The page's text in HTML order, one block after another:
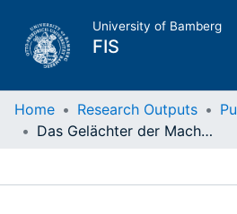
University of Bamberg
FIS
Home
Home Research Outputs
Das Gelächter der Macht in der Republik : Cosimo de’ Medici il vecchio (1389–1464) als verhüllter Herrscher in Fazetien und Viten Florentiner Autoren